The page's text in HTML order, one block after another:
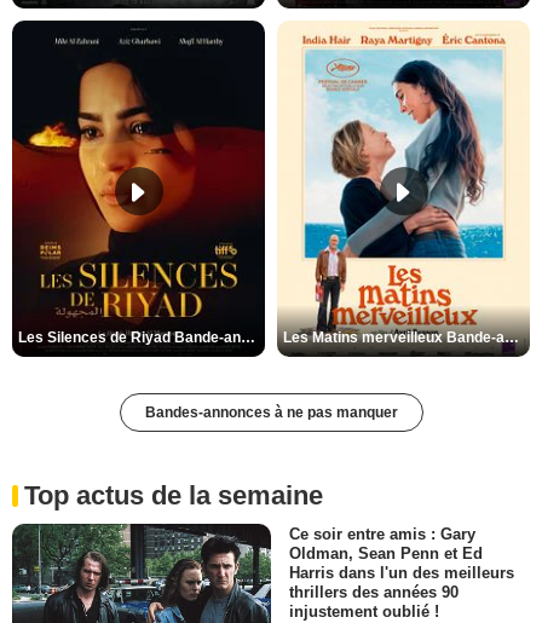
Les Silences de Riyad Bande-annonce VO STFR Les Matins merveilleux Bande-annonce VF
Bandes-annonces à ne pas manquer
Top actus de la semaine
Ce soir entre amis : Gary
Oldman, Sean Penn et Ed
Harris dans l'un des meilleurs
thrillers des années 90
injustement oublié !